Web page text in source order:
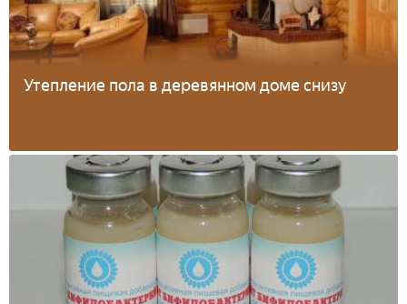
Утепление пола в деревянном доме снизу